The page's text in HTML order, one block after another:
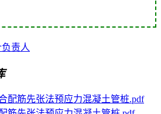
负责人